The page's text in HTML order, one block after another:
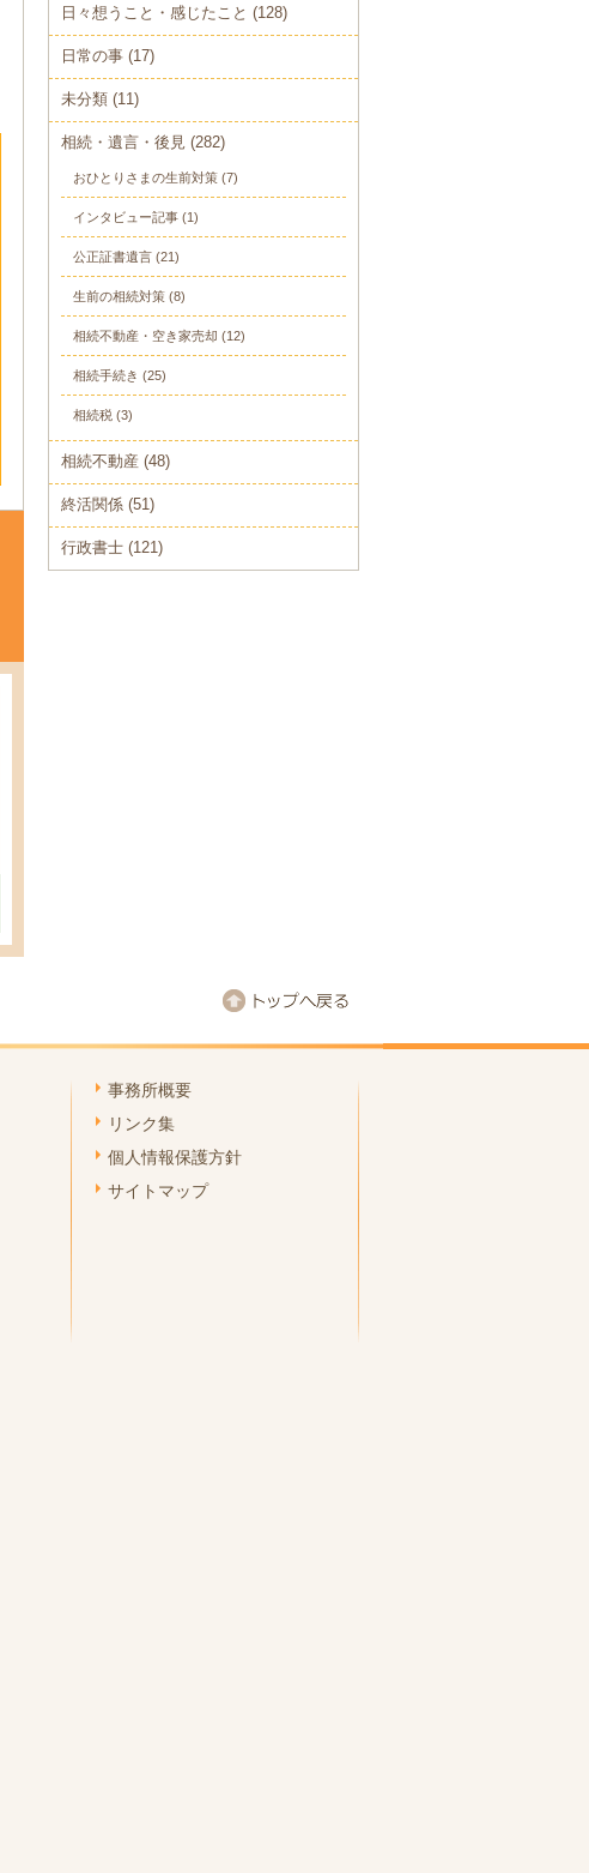
日々想うこと・感じたこと (128)
日常の事 (17)
未分類 (11)
相続・遺言・後見 (282)
おひとりさまの生前対策 (7)
インタビュー記事 (1)
公正証書遺言 (21)
生前の相続対策 (8)
相続不動産・空き家売却 (12)
相続手続き (25)
相続税 (3)
相続不動産 (48)
終活関係 (51)
行政書士 (121)
事務所概要
リンク集
個人情報保護方針
サイトマップ